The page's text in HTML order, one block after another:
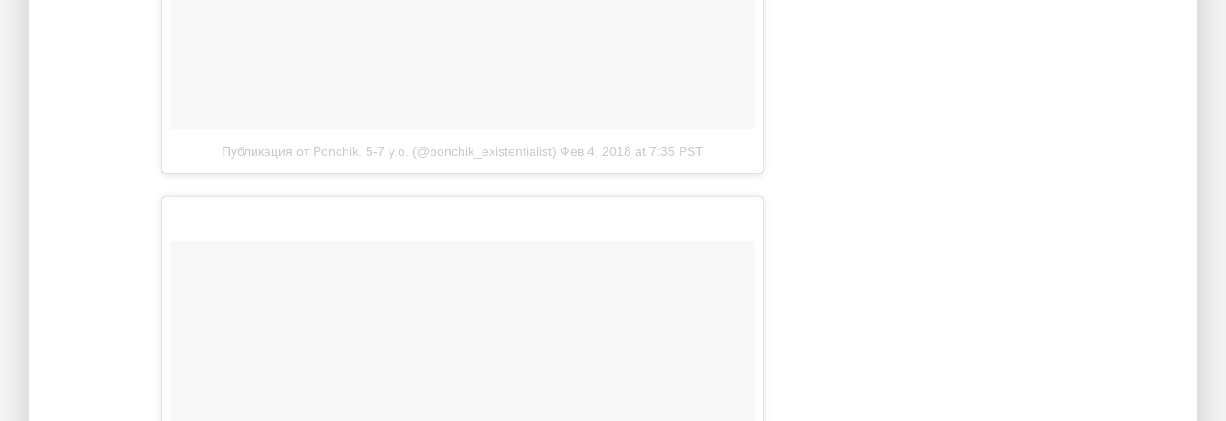
Публикация от Ponchik. 5-7 y.o. (@ponchik_existentialist) Фев 4, 2018 at 7:35 PST